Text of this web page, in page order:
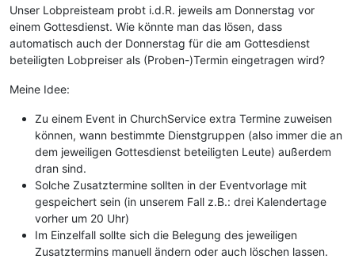
Unser Lobpreisteam probt i.d.R. jeweils am Donnerstag vor
einem Gottesdienst. Wie könnte man das lösen, dass
automatisch auch der Donnerstag für die am Gottesdienst
beteiligten Lobpreiser als (Proben-)Termin eingetragen wird?
Meine Idee:
Zu einem Event in ChurchService extra Termine zuweisen
können, wann bestimmte Dienstgruppen (also immer die an
dem jeweiligen Gottesdienst beteiligten Leute) außerdem
dran sind.
Solche Zusatztermine sollten in der Eventvorlage mit
gespeichert sein (in unserem Fall z.B.: drei Kalendertage
vorher um 20 Uhr)
Im Einzelfall sollte sich die Belegung des jeweiligen
Zusatztermins manuell ändern oder auch löschen lassen.